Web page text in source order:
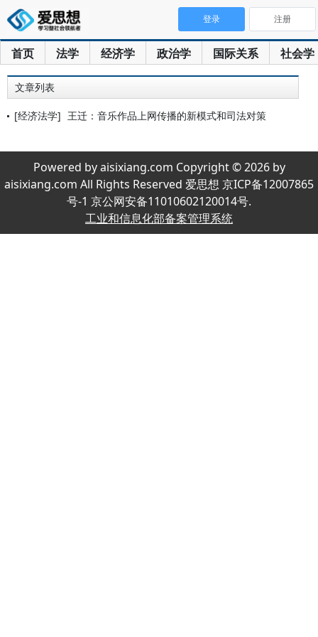
首页 法学 经济学 政治学 国际关系 社会学
登录 注册
文章列表
[经济法学] 王迁：音乐作品上网传播的新模式和司法对策
Powered by aisixiang.com Copyright © 2026 by
aisixiang.com All Rights Reserved 爱思想 京ICP备12007865
号-1 京公网安备11010602120014号.
工业和信息化部备案管理系统